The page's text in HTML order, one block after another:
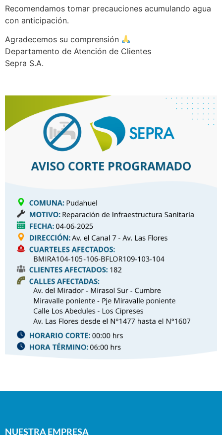
Recomendamos tomar precauciones acumulando agua
con anticipación.
Agradecemos su comprensión
Departamento de Atención de Clientes
Sepra S.A.
NUESTRA EMPRESA